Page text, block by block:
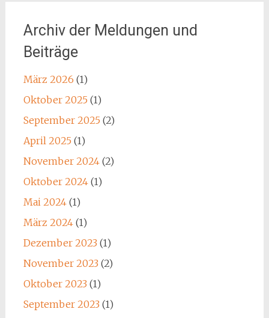
Archiv der Meldungen und
Beiträge
März 2026 (1)
Oktober 2025(1)
September 2025(2)
April 2025(1)
November 2024(2)
Oktober 2024(1)
Mai 2024(1)
März 2024(1)
Dezember 2023 (1)
November 2023 (2)
Oktober 2023 (1)
September 2023 (1)